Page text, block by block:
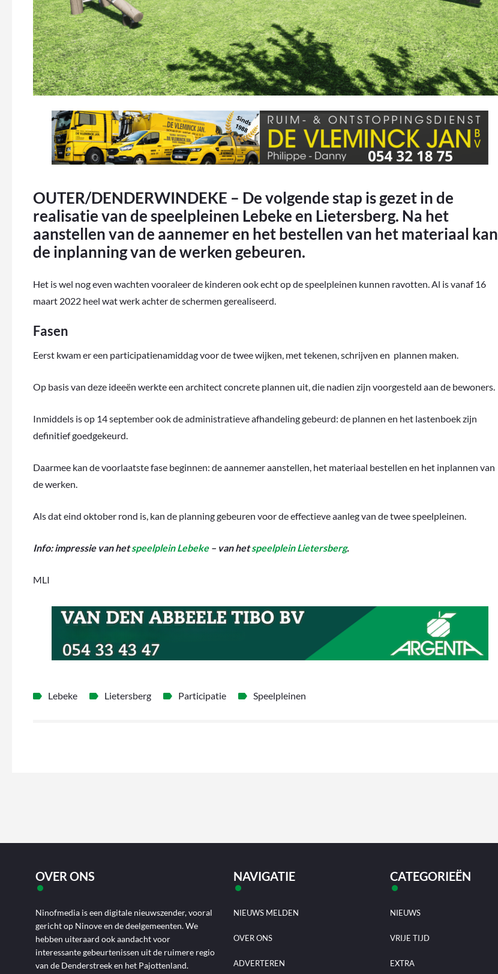
OUTER/DENDERWINDEKE – De volgende stap is gezet in de
realisatie van de speelpleinen Lebeke en Lietersberg. Na het
aanstellen van de aannemer en het bestellen van het materiaal kan
de inplanning van de werken gebeuren.
Het is wel nog even wachten vooraleer de kinderen ook echt op de speelpleinen kunnen ravotten. Al is vanaf 16
maart 2022 heel wat werk achter de schermen gerealiseerd.
Fasen
Eerst kwam er een participatienamiddag voor de twee wijken, met tekenen, schrijven en plannen maken.
Op basis van deze ideeën werkte een architect concrete plannen uit, die nadien zijn voorgesteld aan de bewoners.
Inmiddels is op 14 september ook de administratieve afhandeling gebeurd: de plannen en het lastenboek zijn
definitief goedgekeurd.
Daarmee kan de voorlaatste fase beginnen: de aannemer aanstellen, het materiaal bestellen en het inplannen van
de werken.
Als dat eind oktober rond is, kan de planning gebeuren voor de effectieve aanleg van de twee speelpleinen.
Info: impressie van hetspeelplein Lebeke– van hetspeelplein Lietersberg.
MLI
Lebeke Lietersberg Participatie Speelpleinen
OVER ONS
Ninofmedia is een digitale nieuwszender, vooral
gericht op Ninove en de deelgemeenten. We
hebben uiteraard ook aandacht voor
interessante gebeurtenissen uit de ruimere regio
van de Denderstreek en het Pajottenland.
NAVIGATIE
NIEUWS MELDEN
OVER ONS
ADVERTEREN
CATEGORIEËN
NIEUWS
VRIJE TIJD
EXTRA